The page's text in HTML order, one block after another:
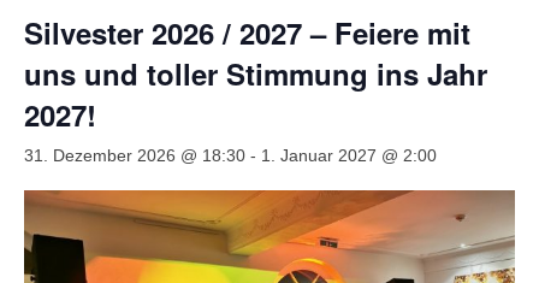
Gastronomie
Hochzeit / Feiern / Events
Unternehmungen
Silvester 2026 / 2027 – Feiere mit
uns und toller Stimmung ins Jahr
2027!
31. Dezember 2026 @ 18:30 - 1. Januar 2027 @ 2:00